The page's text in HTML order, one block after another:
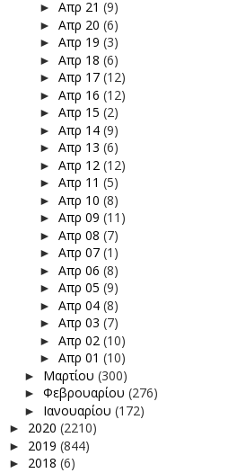
► Απρ 21 (9)
► Απρ 20 (6)
► Απρ 19 (3)
► Απρ 18 (6)
► Απρ 17 (12)
► Απρ 16 (12)
► Απρ 15 (2)
► Απρ 14 (9)
► Απρ 13 (6)
► Απρ 12 (12)
► Απρ 11 (5)
► Απρ 10 (8)
► Απρ 09 (11)
► Απρ 08 (7)
► Απρ 07 (1)
► Απρ 06 (8)
► Απρ 05 (9)
► Απρ 04 (8)
► Απρ 03 (7)
► Απρ 02 (10)
► Απρ 01 (10)
► Μαρτίου (300)
► Φεβρουαρίου (276)
► Ιανουαρίου (172)
► 2020 (2210)
► 2019 (844)
► 2018 (6)